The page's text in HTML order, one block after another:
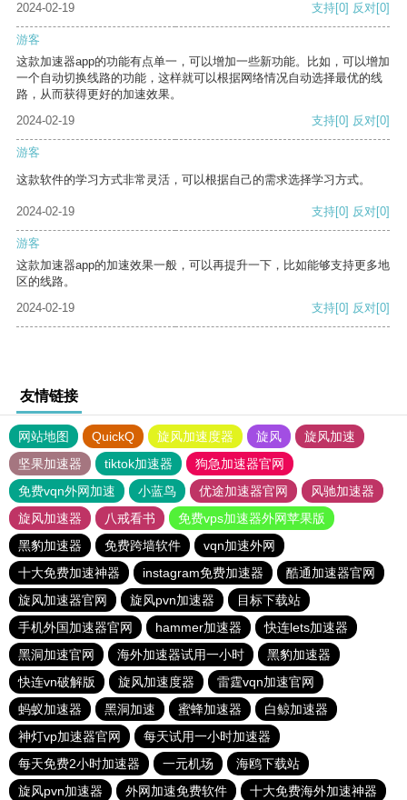
2024-02-19 支持[0] 反对[0]
游客
这款加速器app的功能有点单一，可以增加一些新功能。比如，可以增加
一个自动切换线路的功能，这样就可以根据网络情况自动选择最优的线
路，从而获得更好的加速效果。
2024-02-19
支持[0] 反对[0]
游客
这款软件的学习方式非常灵活，可以根据自己的需求选择学习方式。
2024-02-19 支持[0] 反对[0]
游客
这款加速器app的加速效果一般，可以再提升一下，比如能够支持更多地
区的线路。
2024-02-19
支持[0] 反对[0]
友情链接
网站地图 QuickQ 旋风加速度器 旋风
旋风加速
坚果加速器
tiktok加速器
狗急加速器官网
免费vqn外网加速
小蓝鸟 优途加速器官网
风驰加速器
旋风加速器
八戒看书
免费vps加速器外网苹果版
黑豹加速器
免费跨墙软件
vqn加速外网
十大免费加速神器
instagram免费加速器
酷通加速器官网
旋风加速器官网
旋风pvn加速器
目标下载站
手机外国加速器官网
hammer加速器
快连lets加速器
黑洞加速官网
海外加速器试用一小时
黑豹加速器
快连vn破解版
旋风加速度器
雷霆vqn加速官网
蚂蚁加速器
黑洞加速 蜜蜂加速器
白鲸加速器
神灯vp加速器官网
每天试用一小时加速器
每天免费2小时加速器
一元机场
海鸥下载站
旋风pvn加速器
外网加速免费软件 十大免费海外加速神器